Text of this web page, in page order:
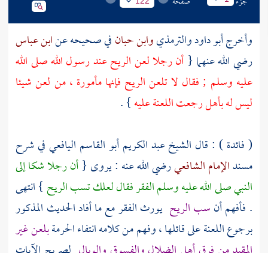
وأخرجأبو داودوالترمذيوابن حبانفي صحيحه عنابن عباس
رضي الله عنهما { أن رجلا لعن الريح عند رسول الله صلى الله
عليه وسلم ; فقال لا تلعن الريح فإنها مأمورة ، من لعن شيئا
ليس له بأهل رجعت اللعنة عليه} .
( فائدة ) : قال الشيخ عبد الكريم أبو القاسم اليافعيفي شرح
مسندالإمام الشافعيرضي الله عنه : يروى {أن رجلا شكا إلى
النبي صلى الله عليه وسلم الفقر فقال لعلك تسب الريح } انتهى
. فأفهم أنسب الريح يورث الفقر مع ما أفاد الحديث المذكور
برجوع اللعنة على قائلها ، وفهم من كلامه انتفاء الحرمةبلعن غير